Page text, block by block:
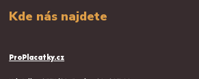
Kde nás najdete
ProPlacatky.cz